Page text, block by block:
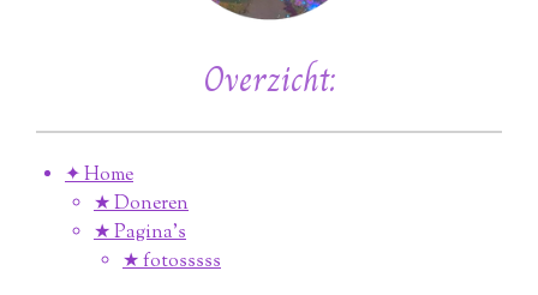
Overzicht:
✦ Home
★ Doneren
★ Pagina’s
★ fotosssss